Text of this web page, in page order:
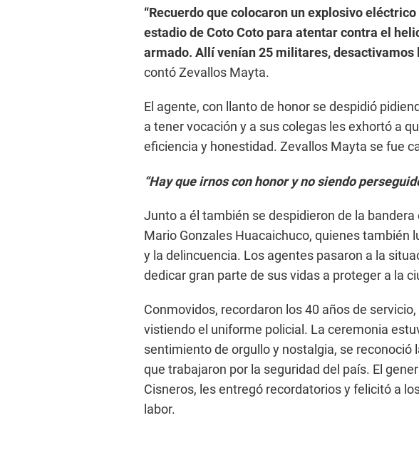
“Recuerdo que colocaron un explosivo
estadio de Coto Coto para atentar contra el
armado. Allí venían 25 militares, desactivamos
contó Zevallos Mayta.
El agente, con llanto de honor se despidió
a tener vocación y a sus colegas les exhortó a
eficiencia y honestidad. Zevallos Mayta se fue
“Hay que irnos con honor y no siendo
Junto a él también se despidieron de la bandera
Mario Gonzales Huacaichuco, quienes también
y la delincuencia. Los agentes pasaron a la
dedicar gran parte de sus vidas a proteger a la
Conmovidos, recordaron los 40 años de
vistiendo el uniforme policial. La ceremonia
sentimiento de orgullo y nostalgia, se
que trabajaron por la seguridad del país. El
Cisneros, les entregó recordatorios y felicitó a
labor.